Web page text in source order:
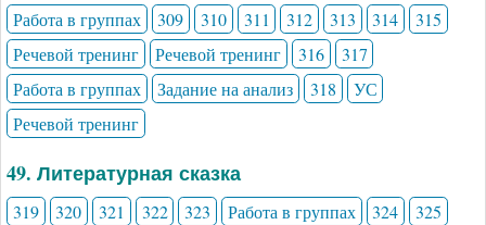
Работа в группах 309 310 311 312 313 314
315
Речевой тренинг
Речевой тренинг 316
317
Работа в группах
Задание на анализ 318
УС
Речевой тренинг
49. Литературная сказка
319 320 321 322 323 Работа в группах 324
325